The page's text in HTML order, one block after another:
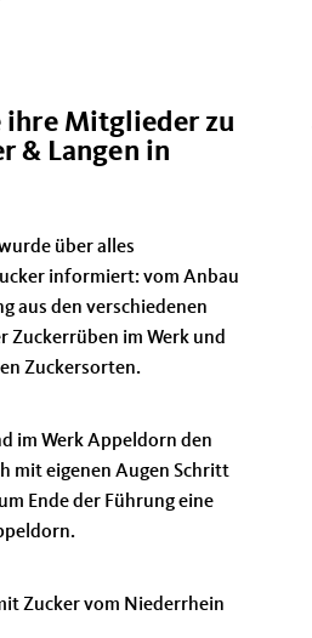
ihre Mitglieder zu
& Langen in
über alles
informiert: vom Anbau
aus den verschiedenen
Zuckerrüben im Werk und
Zuckersorten.
im Werk Appeldorn den
mit eigenen Augen Schritt
Ende der Führung eine
Zucker vom Niederrhein